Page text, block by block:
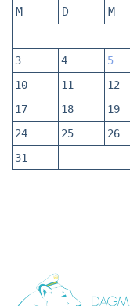
M
D M
3
4 5
10
11 12
17
18 19
24
25 26
31